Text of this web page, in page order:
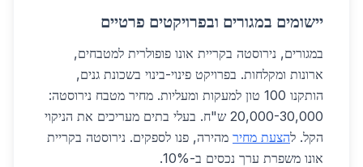
יישומים במגורים ובפרויקטים פרטיים
במגורים, נירוסטה בקריית אונו פופולרית למטבחים,
ארונות ומקלחות. בפרויקט פינוי-בינוי בשכונת גנים,
הותקנו 100 טון למעקות ומעליות. מחיר מטבח נירוסטה:
20,000-30,000 ש"ח. בעלי בתים מעריכים את הניקוי
הקל. להצעת מחיר מהירה, פנו לספקים. נירוסטה בקריית
אונו משפרת ערך נכסים ב-10%.